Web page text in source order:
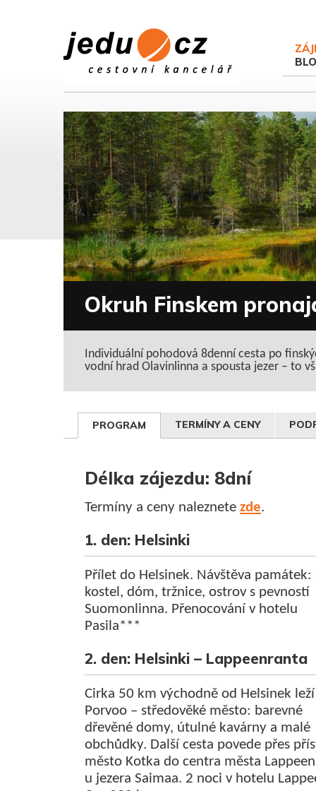
Okruh Finskem
Individuální pohodová 8denní cesta po
vodní hrad Olavinlinna a spousta jezer – to
PROGRAM TERMÍNY A CENY
Délka zájezdu: 8dní
Termíny a ceny naleznete zde.
1. den: Helsinki
Přílet do Helsinek. Návštěva památek:
kostel, dóm, tržnice, ostrov s pevností
Suomonlinna. Přenocování v hotelu
Pasila***
2. den: Helsinki – Lappeenranta
Cirka 50 km východně od Helsinek leží
Porvoo – středověké město: barevné
dřevěné domy, útulné kavárny a malé
obchůdky. Další cesta povede přes
město Kotka do centra města
u jezera Saimaa. 2 noci v hotelu